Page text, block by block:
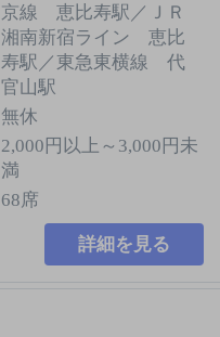
京線 恵比寿駅／ＪＲ
湘南新宿ライン 恵比
寿駅／東急東横線 代
官山駅
無休
2,000円以上～3,000円未
満
68席
詳細を見る